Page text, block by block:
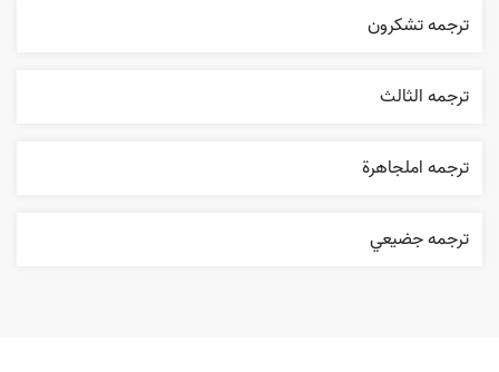
ترجمه تشکرون
ترجمه الثالث
ترجمه املجاهرة
ترجمه جضيعي